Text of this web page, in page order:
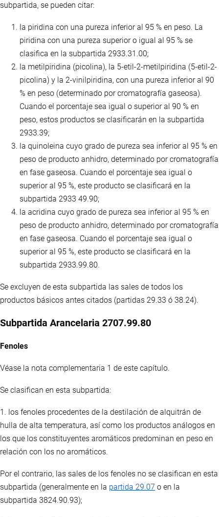
subpartida, se pueden citar:
la piridina con una pureza inferior al 95 % en peso. La
piridina con una pureza superior o igual al 95 % se
clasifica en la subpartida 2933.31.00;
la metilpiridina (picolina), la 5-etil-2-metilpiridina (5-etil-2-
picolina) y la 2-vinilpiridina, con una pureza inferior al 90
% en peso (determinado por cromatografía gaseosa).
Cuando el porcentaje sea igual o superior al 90 % en
peso, estos productos se clasificarán en la subpartida
2933.39;
la quinoleina cuyo grado de pureza sea inferior al 95 % en
peso de producto anhidro, determinado por cromatografía
en fase gaseosa. Cuando el porcentaje sea igual o
superior al 95 %, este producto se clasificará en la
subpartida 2933 49.90;
la acridina cuyo grado de pureza sea inferior al 95 % en
peso de producto anhidro, determinado por cromatografía
en fase gaseosa. Cuando el porcentaje sea igual o
superior al 95 %, este producto se clasificará en la
subpartida 2933.99.80.
Se excluyen de esta subpartida las sales de todos los
productos básicos antes citados (partidas 29.33 ó 38.24).
Subpartida Arancelaria 2707.99.80
Fenoles
Véase la nota complementaria 1 de este capítulo.
Se clasifican en esta subpartida:
1. los fenoles procedentes de la destilación de alquitrán de
hulla de alta temperatura, así como los productos análogos en
los que los constituyentes aromáticos predominan en peso en
relación con los no aromáticos.
Por el contrario, las sales de los fenoles no se clasifican en esta
subpartida (generalmente en la partida 29.07 o en la
subpartida 3824.90.93);